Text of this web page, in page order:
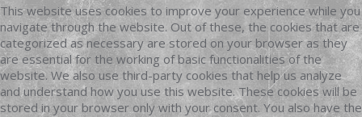
This website uses cookies to improve your experience while you
navigate through the website. Out of these, the cookies that are
categorized as necessary are stored on your browser as they
are essential for the working of basic functionalities of the
website. We also use third-party cookies that help us analyze
and understand how you use this website. These cookies will be
stored in your browser only with your consent. You also have the